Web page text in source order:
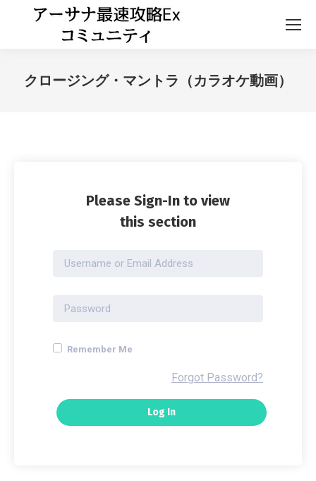
クロージング・マントラ（カラオケ動画）
Please Sign-In to view
this section
Remember Me
Forgot Password?